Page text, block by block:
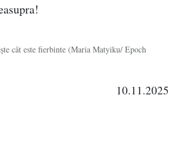
cât este fierbinte (Maria Matyiku/ Epoch
10.11.2025